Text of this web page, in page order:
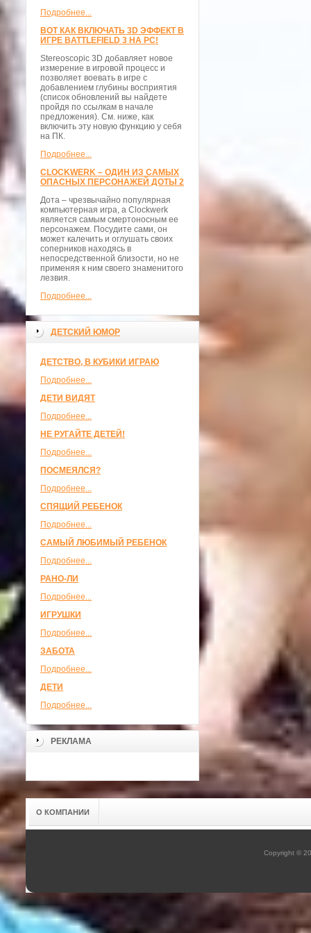
Подробнее...
ВОТ КАК ВКЛЮЧАТЬ 3D ЭФФЕКТ В
ИГРЕ BATTLEFIELD 3 НА PC!
Stereoscopic 3D добавляет новое
измерение в игровой процесс и
позволяет воевать в игре с
добавлением глубины восприятия
(список обновлений вы найдете
пройдя по ссылкам в начале
предложения). См. ниже, как
включить эту новую функцию у себя
на ПК.
Подробнее...
CLOCKWERK – ОДИН ИЗ САМЫХ
ОПАСНЫХ ПЕРСОНАЖЕЙ ДОТЫ 2
Дота – чрезвычайно популярная
компьютерная игра, а Clockwerk
является самым смертоносным ее
персонажем. Посудите сами, он
может калечить и оглушать своих
соперников находясь в
непосредственной близости, но не
применяя к ним своего знаменитого
лезвия.
Подробнее...
ДЕТСКИЙ ЮМОР
ДЕТСТВО, В КУБИКИ ИГРАЮ
Подробнее...
ДЕТИ ВИДЯТ
Подробнее...
НЕ РУГАЙТЕ ДЕТЕЙ!
Подробнее...
ПОСМЕЯЛСЯ?
Подробнее...
СПЯЩИЙ РЕБЕНОК
Подробнее...
САМЫЙ ЛЮБИМЫЙ РЕБЕНОК
Подробнее...
РАНО-ЛИ
Подробнее...
ИГРУШКИ
Подробнее...
ЗАБОТА
Подробнее...
ДЕТИ
Подробнее...
РЕКЛАМА
О КОМПАНИИ
Copyright ©